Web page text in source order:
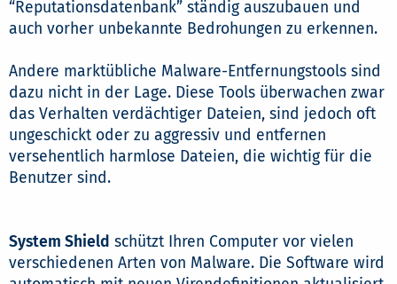
“Reputationsdatenbank” ständig auszubauen und
auch vorher unbekannte Bedrohungen zu erkennen.
Andere marktübliche Malware-Entfernungstools sind
dazu nicht in der Lage. Diese Tools überwachen zwar
das Verhalten verdächtiger Dateien, sind jedoch oft
ungeschickt oder zu aggressiv und entfernen
versehentlich harmlose Dateien, die wichtig für die
Benutzer sind.
System Shield schützt Ihren Computer vor vielen
verschiedenen Arten von Malware. Die Software wird